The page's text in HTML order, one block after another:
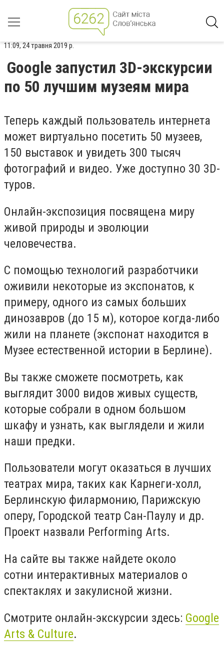
11:09, 24 травня 2019 р.
Google запустил 3D-экскурсии
по 50 лучшим музеям мира
Теперь каждый пользователь интернета
может виртуально посетить 50 музеев,
150 выставок и увидеть 300 тысяч
фотографий и видео. Уже доступно 30 3D-
туров.
Онлайн-экспозиция посвящена миру
живой природы и эволюции
человечества.
С помощью технологий разработчики
оживили некоторые из экспонатов, к
примеру, одного из самых больших
динозавров (до 15 м), которое когда-либо
жили на планете (экспонат находится в
Музее естественной истории в Берлине).
Вы также сможете посмотреть, как
выглядит 3000 видов живых существ,
которые собрали в одном большом
шкафу и узнать, как выглядели и жили
наши предки.
Пользователи могут оказаться в лучших
театрах мира, таких как Карнеги-холл,
Берлинскую филармонию, Парижскую
оперу, Городской театр Сан-Паулу и др.
Проект назвали Performing Arts.
На сайте вы также найдете около
сотни интерактивных материалов о
спектаклях и закулисной жизни.
Смотрите онлайн-экскурсии здесь: Google
Arts & Culture.